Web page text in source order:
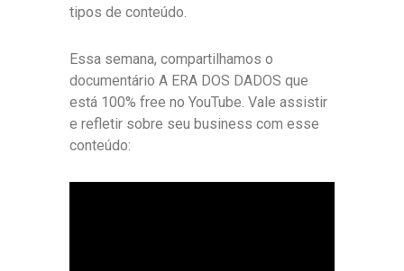
tipos de conteúdo.
Essa semana, compartilhamos o
documentário A ERA DOS DADOS que
está 100% free no YouTube. Vale assistir
e refletir sobre seu business com esse
conteúdo: